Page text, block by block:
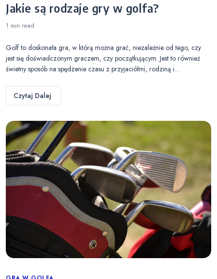
Jakie są rodzaje gry w golfa?
1 min read
Golf to doskonała gra, w którą można grać, niezależnie od tego, czy
jest się doświadczonym graczem, czy początkującym. Jest to również
świetny sposób na spędzenie czasu z przyjaciółmi, rodziną i…
Czytaj Dalej